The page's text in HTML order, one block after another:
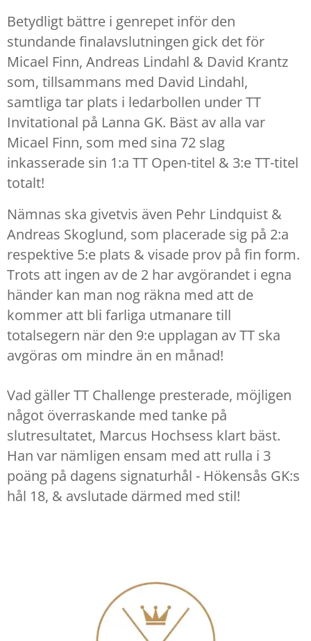
Betydligt bättre i genrepet inför den
stundande finalavslutningen gick det för
Micael Finn, Andreas Lindahl & David Krantz
som, tillsammans med David Lindahl,
samtliga tar plats i ledarbollen under TT
Invitational på Lanna GK. Bäst av alla var
Micael Finn, som med sina 72 slag
inkasserade sin 1:a TT Open-titel & 3:e TT-titel
totalt!
Nämnas ska givetvis även Pehr Lindquist &
Andreas Skoglund, som placerade sig på 2:a
respektive 5:e plats & visade prov på fin form.
Trots att ingen av de 2 har avgörandet i egna
händer kan man nog räkna med att de
kommer att bli farliga utmanare till
totalsegern när den 9:e upplagan av TT ska
avgöras om mindre än en månad!
Vad gäller TT Challenge presterade, möjligen
något överraskande med tanke på
slutresultatet, Marcus Hochsess klart bäst.
Han var nämligen ensam med att rulla i 3
poäng på dagens signaturhål - Hökensås GK:s
hål 18, & avslutade därmed med stil!